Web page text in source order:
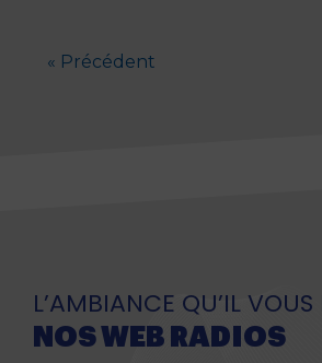
« Précédent
L’AMBIANCE QU’IL VOUS
NOS WEB RADIOS